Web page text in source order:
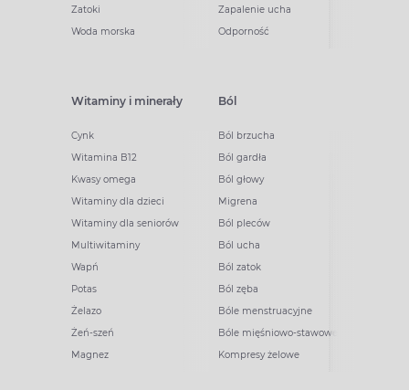
Zatoki
Woda morska
Zapalenie ucha
Odporność
Witaminy i minerały
Cynk
Witamina B12
Kwasy omega
Witaminy dla dzieci
Witaminy dla seniorów
Multiwitaminy
Wapń
Potas
Żelazo
Żeń-szeń
Magnez
Ból
Ból brzucha
Ból gardła
Ból głowy
Migrena
Ból pleców
Ból ucha
Ból zatok
Ból zęba
Bóle menstruacyjne
Bóle mięśniowo-stawowe
Kompresy żelowe